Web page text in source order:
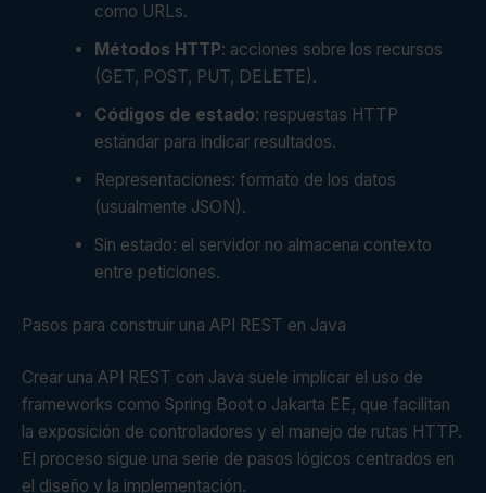
como URLs.
Métodos HTTP: acciones sobre los recursos
(GET, POST, PUT, DELETE).
Códigos de estado: respuestas HTTP
estándar para indicar resultados.
Representaciones: formato de los datos
(usualmente JSON).
Sin estado: el servidor no almacena contexto
entre peticiones.
Pasos para construir una API REST en Java
Crear una API REST con Java suele implicar el uso de
frameworks como Spring Boot o Jakarta EE, que facilitan
la exposición de controladores y el manejo de rutas HTTP.
El proceso sigue una serie de pasos lógicos centrados en
el diseño y la implementación.